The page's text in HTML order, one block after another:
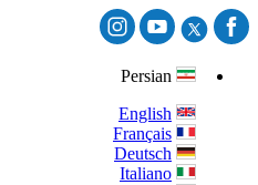
English
Français
Deutsch
Italiano